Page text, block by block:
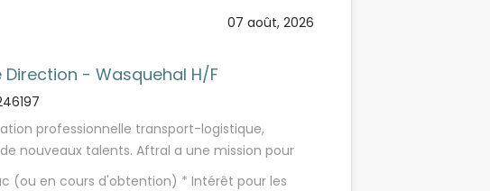
centre AFTRAL Tes missions Au coeur de
dans la poursuite de ton parcours professionnel.
07 août, 2026
- Wasquehal H/F
professionnelle transport-logistique,
nouveaux talents. Aftral a une mission pour
et un environnement de travail valorisant
(ou en cours d'obtention) * Intérêt pour les